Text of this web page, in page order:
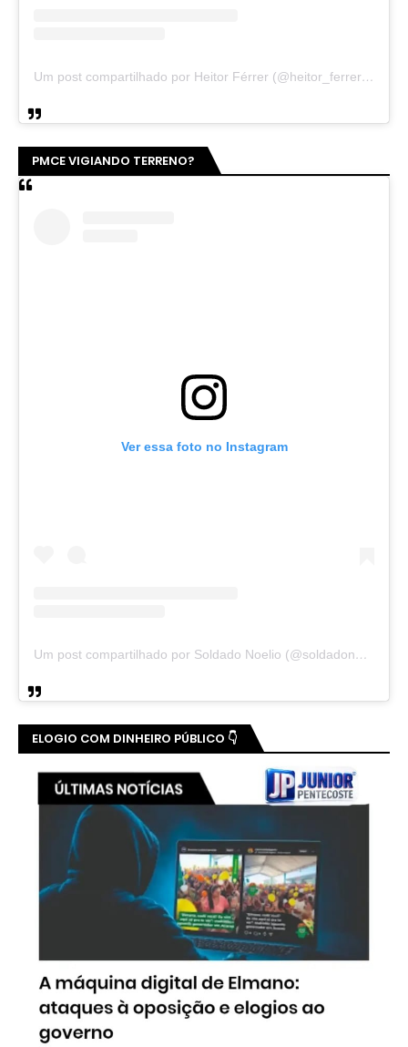
Um post compartilhado por Heitor Férrer (@heitor_ferrer77)
PMCE VIGIANDO TERRENO?
Ver essa foto no Instagram
Um post compartilhado por Soldado Noelio (@soldadonoelio)
ELOGIO COM DINHEIRO PÚBLICO 👇